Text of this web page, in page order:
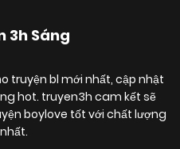
3h Sáng
truyện bl mới nhất, cập nhật
hot. truyen3h cam kết sẽ
boylove tốt với chất lượng